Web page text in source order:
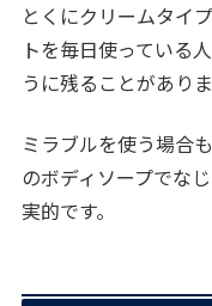
とくにクリームタイ
トを毎日使っている
うに残ることがありま
ミラブルを使う場合
のボディソープでな
実的です。